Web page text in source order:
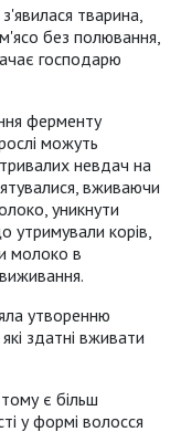
тварина,
без полювання,
господарю
ферменту
можуть
невдач на
вживаючи
уникнути
утримували корів,
молоко в
утворенню
здатні вживати
тому є більш
у формі волосся